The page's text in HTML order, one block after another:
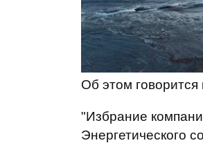
Об этом говорится
"Избрание
Энергетического